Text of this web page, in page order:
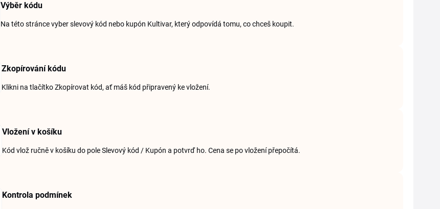
Výběr kódu
Na této stránce vyber slevový kód nebo kupón Kultivar, který odpovídá tomu, co chceš koupit.
Zkopírování kódu
Klikni na tlačítko Zkopírovat kód, ať máš kód připravený ke vložení.
Vložení v košíku
Kód vlož ručně v košíku do pole Slevový kód / Kupón a potvrď ho. Cena se po vložení přepočítá.
Kontrola podmínek